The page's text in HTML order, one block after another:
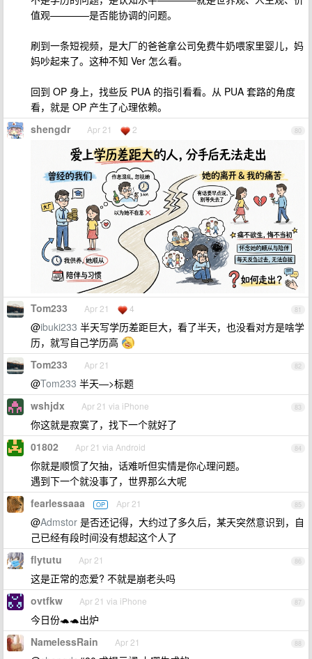
值观————是否能协调的问题。
刷到一条短视频，是大厂的爸爸拿公司免费牛奶喂家里婴儿，妈
妈吵起来了。这种不知 Ver 怎么看。
回到 OP 身上，找些反 PUA 的指引看看。从 PUA 套路的角度
看，就是 OP 产生了心理依赖。
80
shengdr Apr 21 2
81
Tom233 Apr 21 4
@ibuki233 半天写学历差距巨大，看了半天，也没看对方是啥学
历，就写自己学历高
82
Tom233 Apr 21
@Tom233 半天—>标题
83
wshjdx Apr 21 via iPhone
你这就是寂寞了，找下一个就好了
84
01802 Apr 21 via Android
你就是顺惯了欠抽，话难听但实情是你心理问题。
遇到下一个就没事了，世界那么大呢
85
fearlessaaa OP Apr 21
@Admstor 是否还记得，大约过了多久后，某天突然意识到，自
己已经有段时间没有想起这个人了
86
flytutu Apr 21
这是正常的恋爱? 不就是崩老头吗
87
ovtfkw Apr 21 via iPhone
今日份🐢🐢出炉
88
NamelessRain Apr 21